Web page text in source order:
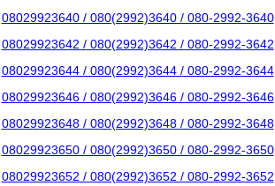
08029923640 / 080(2992)3640 / 080-2992-3640
08029923642 / 080(2992)3642 / 080-2992-3642
08029923644 / 080(2992)3644 / 080-2992-3644
08029923646 / 080(2992)3646 / 080-2992-3646
08029923648 / 080(2992)3648 / 080-2992-3648
08029923650 / 080(2992)3650 / 080-2992-3650
08029923652 / 080(2992)3652 / 080-2992-3652